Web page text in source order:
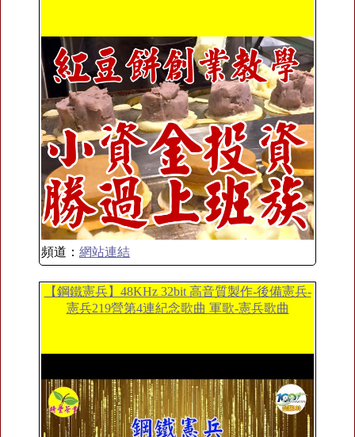
頻道： 網站連結
【鋼鐵憲兵】48KHz 32bit 高音質製作-後備憲兵-
憲兵219營第4連紀念歌曲 軍歌-憲兵歌曲